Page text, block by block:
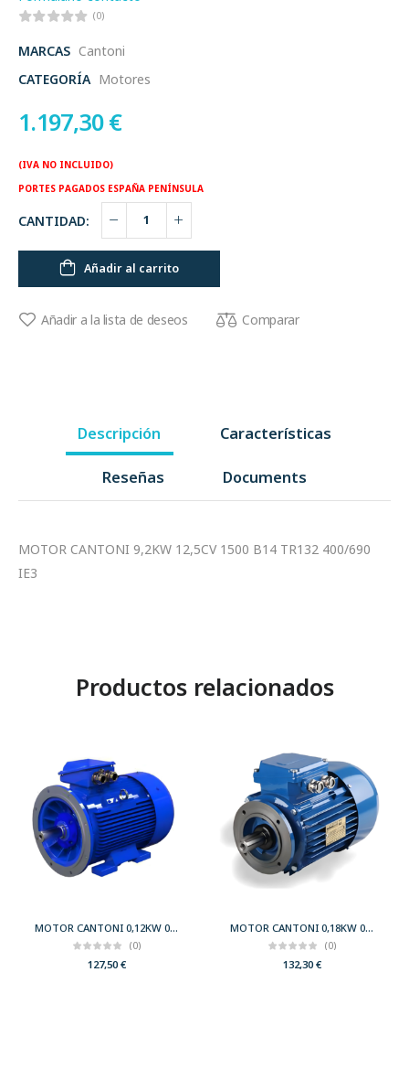
(0)
MARCAS Cantoni
CATEGORÍA Motores
1.197,30€
(IVA NO INCLUIDO)
PORTES PAGADOS ESPAÑA PENÍNSULA
CANTIDAD:
Añadir al carrito
Añadir a la lista de deseos Comparar
Descripción Características
Reseñas Documents
MOTOR CANTONI 9,2KW 12,5CV 1500 B14 TR132 400/690
IE3
Productos relacionados
MOTOR CANTONI 0,12KW 0,17CV 3000 B35 T56 230/400 IE2
(0)
127,50€
MOTOR CANTONI 0,18KW 0,25CV 3000 B14 T63 230/400 IE2
(0)
132,30€